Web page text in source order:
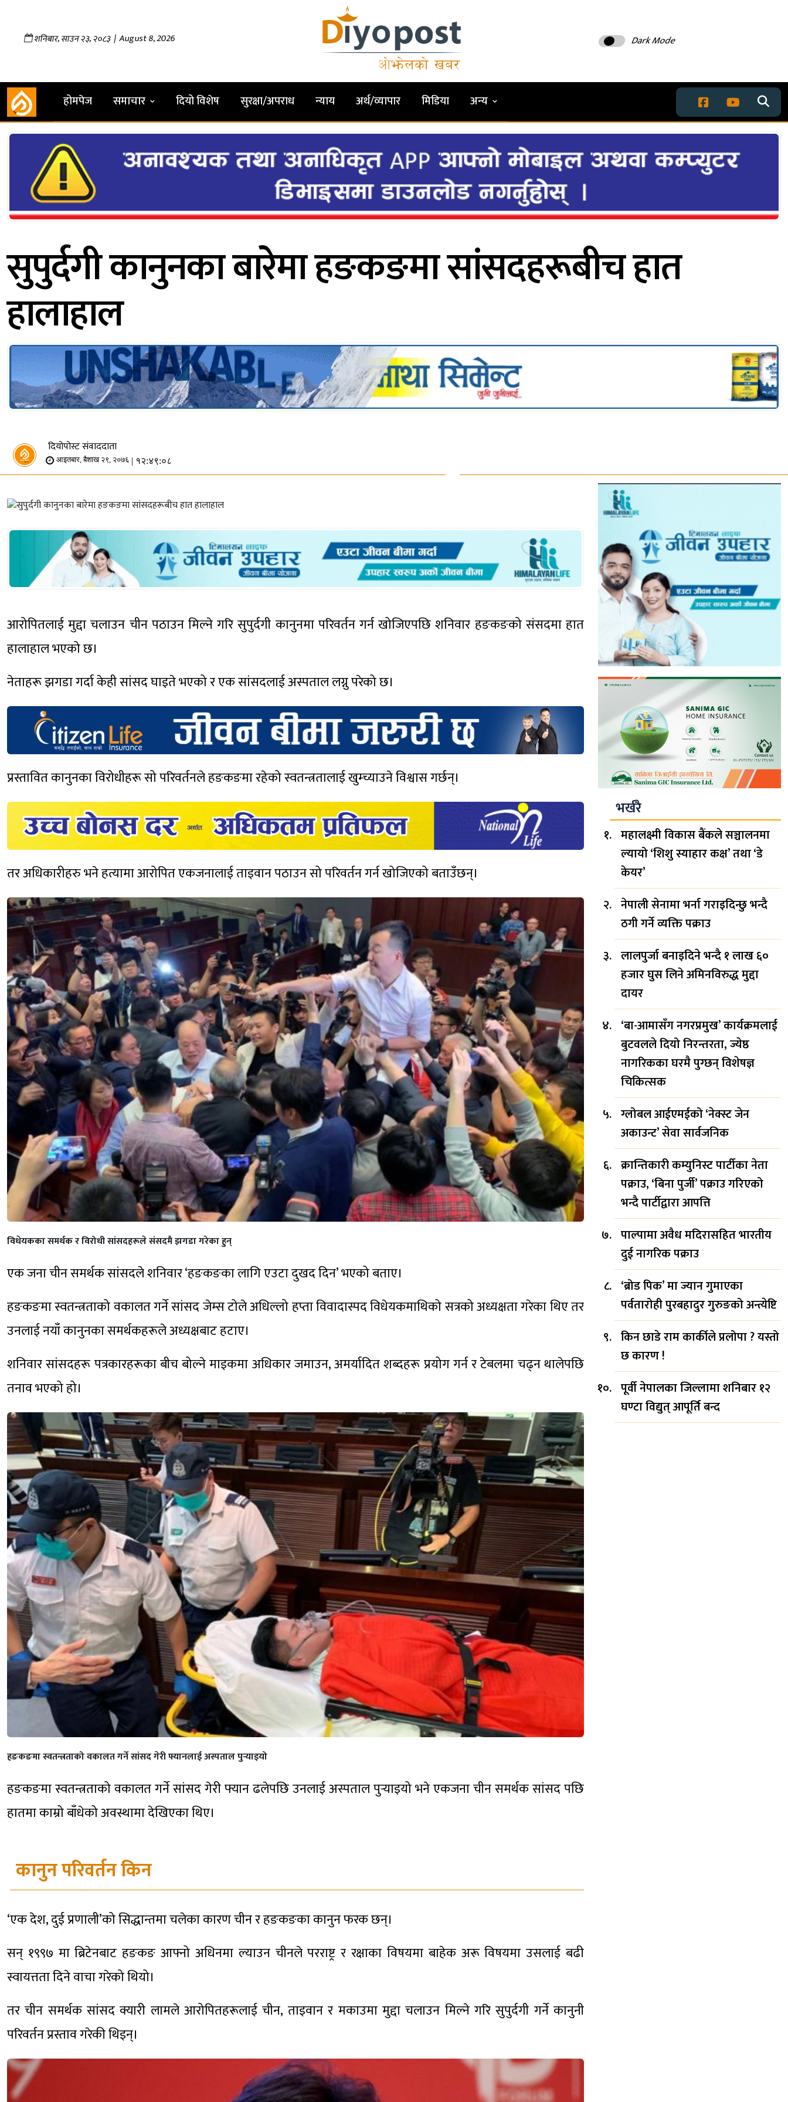
शनिबार,साउन२३,२०८३| August 8, 2026 Dark Mode
होमपेज समाचार दियो विशेष सुरक्षा/अपराध न्याय अर्थ/व्यापार मिडिया अन्य
सुपुर्दगी कानुनका बारेमा हङकङमा सांसदहरूबीच हात
हालाहाल
दियोपोस्ट संवाददाता
आइतबार, बैशाख २९, २०७६ | १२:४९:०८
आरोपितलाई मुद्दा चलाउन चीन पठाउन मिल्ने गरि सुपुर्दगी कानुनमा परिवर्तन गर्न खोजिएपछि शनिवार हङकङको संसदमा हात
हालाहाल भएको छ।
नेताहरू झगडा गर्दा केही सांसद घाइते भएको र एक सांसदलाई अस्पताल लग्नु परेको छ।
प्रस्तावित कानुनका विरोधीहरू सो परिवर्तनले हङकङमा रहेको स्वतन्त्रतालाई खुम्च्याउने विश्वास गर्छन्।
तर अधिकारीहरु भने हत्यामा आरोपित एकजनालाई ताइवान पठाउन सो परिवर्तन गर्न खोजिएको बताउँछन्।
विधेयकका समर्थक र विरोधी सांसदहरूले संसदमै झगडा गरेका हुन्
एक जना चीन समर्थक सांसदले शनिवार ‘हङकङका लागि एउटा दुखद दिन’ भएको बताए।
हङकङमा स्वतन्त्रताको वकालत गर्ने सांसद जेम्स टोले अधिल्लो हप्ता विवादास्पद विधेयकमाथिको सत्रको अध्यक्षता गरेका थिए तर
उनलाई नयाँ कानुनका समर्थकहरूले अध्यक्षबाट हटाए।
शनिवार सांसदहरू पत्रकारहरूका बीच बोल्ने माइकमा अधिकार जमाउन, अमर्यादित शब्दहरू प्रयोग गर्न र टेबलमा चढ्न थालेपछि
तनाव भएको हो।
हङकङमा स्वतन्त्रताको वकालत गर्ने सांसद गेरी फ्यानलाई अस्पताल पुर्‍याइयो
हङकङमा स्वतन्त्रताको वकालत गर्ने सांसद गेरी फ्यान ढलेपछि उनलाई अस्पताल पुर्‍याइयो भने एकजना चीन समर्थक सांसद पछि
हातमा काम्रो बाँधेको अवस्थामा देखिएका थिए।
कानुन परिवर्तन किन
‘एक देश, दुई प्रणाली’को सिद्धान्तमा चलेका कारण चीन र हङकङका कानुन फरक छन्।
सन् १९९७ मा ब्रिटेनबाट हङकङ आफ्नो अधिनमा ल्याउन चीनले परराष्ट्र र रक्षाका विषयमा बाहेक अरू विषयमा उसलाई बढी
स्वायत्तता दिने वाचा गरेको थियो।
तर चीन समर्थक सांसद क्यारी लामले आरोपितहरूलाई चीन, ताइवान र मकाउमा मुद्दा चलाउन मिल्ने गरि सुपुर्दगी गर्ने कानुनी
परिवर्तन प्रस्ताव गरेकी थिइन्।
भर्खरै
महालक्ष्मी विकास बैंकले सञ्चालनमा
ल्यायो ‘शिशु स्याहार कक्ष’ तथा ‘डे
केयर’
नेपाली सेनामा भर्ना गराइदिन्छु भन्दै
ठगी गर्ने व्यक्ति पक्राउ
लालपुर्जा बनाइदिने भन्दै १ लाख ६०
हजार घुस लिने अमिनविरुद्ध मुद्दा
दायर
‘बा-आमासँग नगरप्रमुख’ कार्यक्रमलाई
बुटवलले दियो निरन्तरता, ज्येष्ठ
नागरिकका घरमै पुग्छन् विशेषज्ञ
चिकित्सक
ग्लोबल आईएमईको ‘नेक्स्ट जेन
अकाउन्ट’ सेवा सार्वजनिक
क्रान्तिकारी कम्युनिस्ट पार्टीका नेता
पक्राउ, ‘बिना पुर्जी’ पक्राउ गरिएको
भन्दै पार्टीद्वारा आपत्ति
पाल्पामा अवैध मदिरासहित भारतीय
दुई नागरिक पक्राउ
‘ब्रोड पिक’ मा ज्यान गुमाएका
पर्वतारोही पुरबहादुर गुरुङको अन्त्येष्टि
किन छाडे राम कार्कीले प्रलोपा ? यस्तो
छ कारण !
पूर्वी नेपालका जिल्लामा शनिबार १२
घण्टा विद्युत् आपूर्ति बन्द